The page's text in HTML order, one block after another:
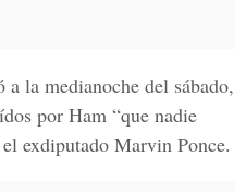
a la medianoche del sábado,
por Ham “que nadie
exdiputado Marvin Ponce.